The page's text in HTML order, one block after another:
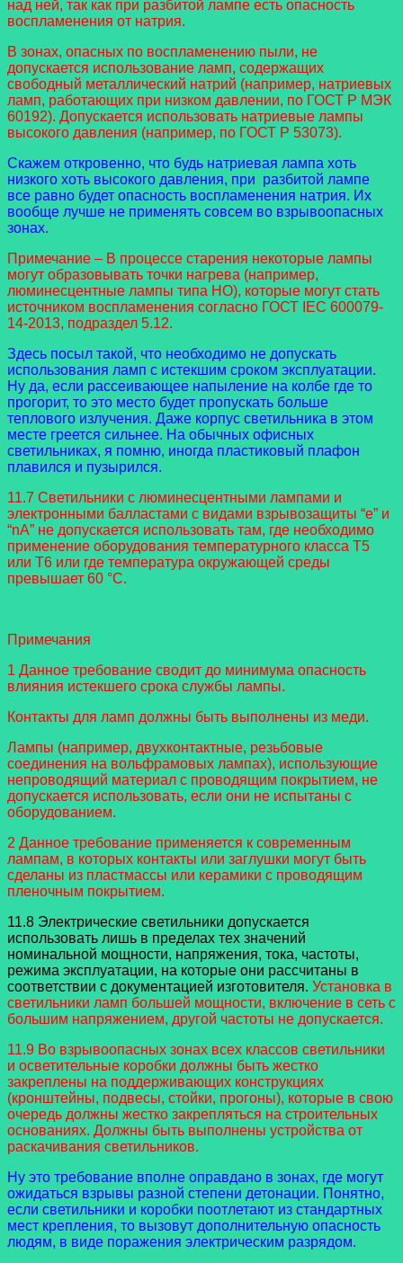
над ней, так как при разбитой лампе есть опасность
воспламенения от натрия.
В зонах, опасных по воспламенению пыли, не
допускается использование ламп, содержащих
свободный металлический натрий (например, натриевых
ламп, работающих при низком давлении, по ГОСТ Р МЭК
60192). Допускается использовать натриевые лампы
высокого давления (например, по ГОСТ Р 53073).
Скажем откровенно, что будь натриевая лампа хоть
низкого хоть высокого давления, при разбитой лампе
все равно будет опасность воспламенения натрия. Их
вообще лучше не применять совсем во взрывоопасных
зонах.
Примечание – В процессе старения некоторые лампы
могут образовывать точки нагрева (например,
люминесцентные лампы типа HO), которые могут стать
источником воспламенения согласно ГОСТ IEC 600079-
14-2013, подраздел 5.12.
Здесь посыл такой, что необходимо не допускать
использования ламп с истекшим сроком эксплуатации.
Ну да, если рассеивающее напыление на колбе где то
прогорит, то это место будет пропускать больше
теплового излучения. Даже корпус светильника в этом
месте греется сильнее. На обычных офисных
светильниках, я помню, иногда пластиковый плафон
плавился и пузырился.
11.7 Светильники с люминесцентными лампами и
электронными балластами с видами взрывозащиты “e” и
“nA” не допускается использовать там, где необходимо
применение оборудования температурного класса T5
или T6 или где температура окружающей среды
превышает 60 °C.
Примечания
1 Данное требование сводит до минимума опасность
влияния истекшего срока службы лампы.
Контакты для ламп должны быть выполнены из меди.
Лампы (например, двухконтактные, резьбовые
соединения на вольфрамовых лампах), использующие
непроводящий материал с проводящим покрытием, не
допускается использовать, если они не испытаны с
оборудованием.
2 Данное требование применяется к современным
лампам, в которых контакты или заглушки могут быть
сделаны из пластмассы или керамики с проводящим
пленочным покрытием.
11.8 Электрические светильники допускается
использовать лишь в пределах тех значений
номинальной мощности, напряжения, тока, частоты,
режима эксплуатации, на которые они рассчитаны в
соответствии с документацией изготовителя. Установка в
светильники ламп большей мощности, включение в сеть с
большим напряжением, другой частоты не допускается.
11.9 Во взрывоопасных зонах всех классов светильники
и осветительные коробки должны быть жестко
закреплены на поддерживающих конструкциях
(кронштейны, подвесы, стойки, прогоны), которые в свою
очередь должны жестко закрепляться на строительных
основаниях. Должны быть выполнены устройства от
раскачивания светильников.
Ну это требование вполне оправдано в зонах, где могут
ожидаться взрывы разной степени детонации. Понятно,
если светильники и коробки поотлетают из стандартных
мест крепления, то вызовут дополнительную опасность
людям, в виде поражения электрическим разрядом.